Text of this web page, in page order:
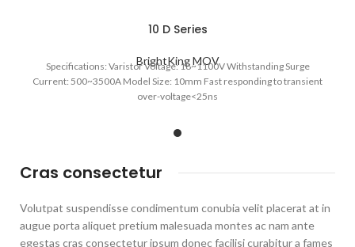
10 D Series
BrightKing MOV
Specifications: Varistor Voltage: 18~1100V Withstanding Surge
Current: 500~3500A Model Size: 10mm Fast responding to transient
over-voltage<25ns
Cras consectetur
Volutpat suspendisse condimentum conubia velit placerat at in
augue porta aliquet pretium malesuada montes ac nam ante
egestas cras consectetur ipsum donec facilisi curabitur a fames